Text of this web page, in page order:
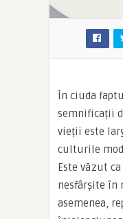
În ciuda
semnificații
vieții este
culturile
Este văzut
nesfârșite în
asemenea,